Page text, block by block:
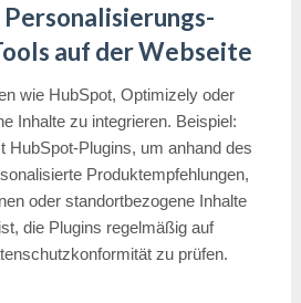
Personalisierungs-
auf der Webseite
wie HubSpot, Optimizely oder
Inhalte zu integrieren. Beispiel:
HubSpot-Plugins, um anhand des
Produktempfehlungen,
oder standortbezogene Inhalte
die Plugins regelmäßig auf
zu prüfen.